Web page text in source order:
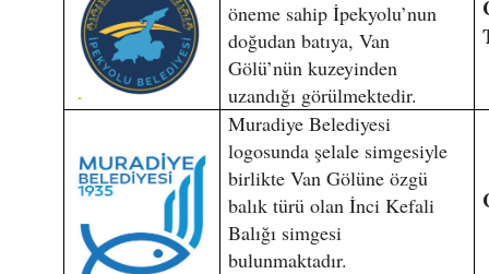
öneme sahip İpekyolu’nun
doğudan batıya, Van
Gölü’nün kuzeyinden
uzandığı görülmektedir.
Muradiye Belediyesi
logosunda şelale simgesiyle
birlikte Van Gölüne özgü
balık türü olan İnci Kefali
Balığı simgesi
bulunmaktadır.